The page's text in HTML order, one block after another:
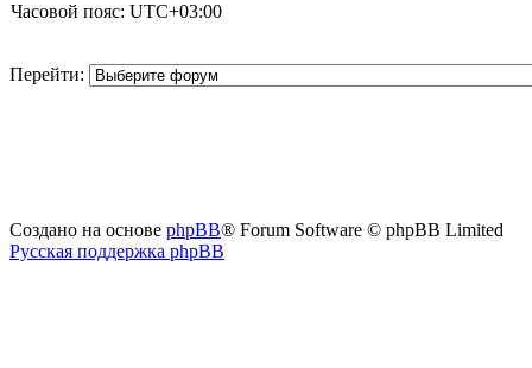
Часовой пояс: UTC+03:00
Перейти:
Создано на основе phpBB® Forum Software © phpBB Limited
Русская поддержка phpBB